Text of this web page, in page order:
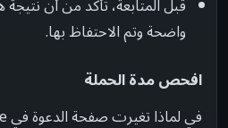
قبل المتابعة، تأكد من أن
واضحة وتم الاحتفاظ بها.
افحص مدة الحملة